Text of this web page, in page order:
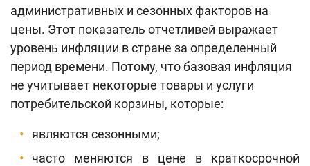
Интерактивные услуги
Фотогалерея
О проекте
Поиск по сайту
административных и сезонных факторов на
цены. Этот показатель отчетливей выражает
уровень инфляции в стране за определенный
период времени. Потому, что базовая инфляция
не учитывает некоторые товары и услуги
потребительской корзины, которые:
являются сезонными;
часто меняются в цене в краткосрочной